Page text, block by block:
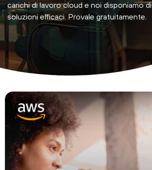
carichi di lavoro cloud e noi disponiamo di
soluzioni efficaci.Provale gratuitamente.